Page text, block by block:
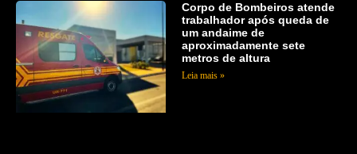
Corpo de Bombeiros atende
trabalhador após queda de
um andaime de
aproximadamente sete
metros de altura
Leia mais »